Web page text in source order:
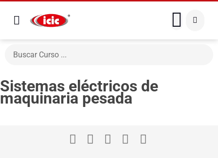
Sistemas eléctricos de
maquinaria pesada